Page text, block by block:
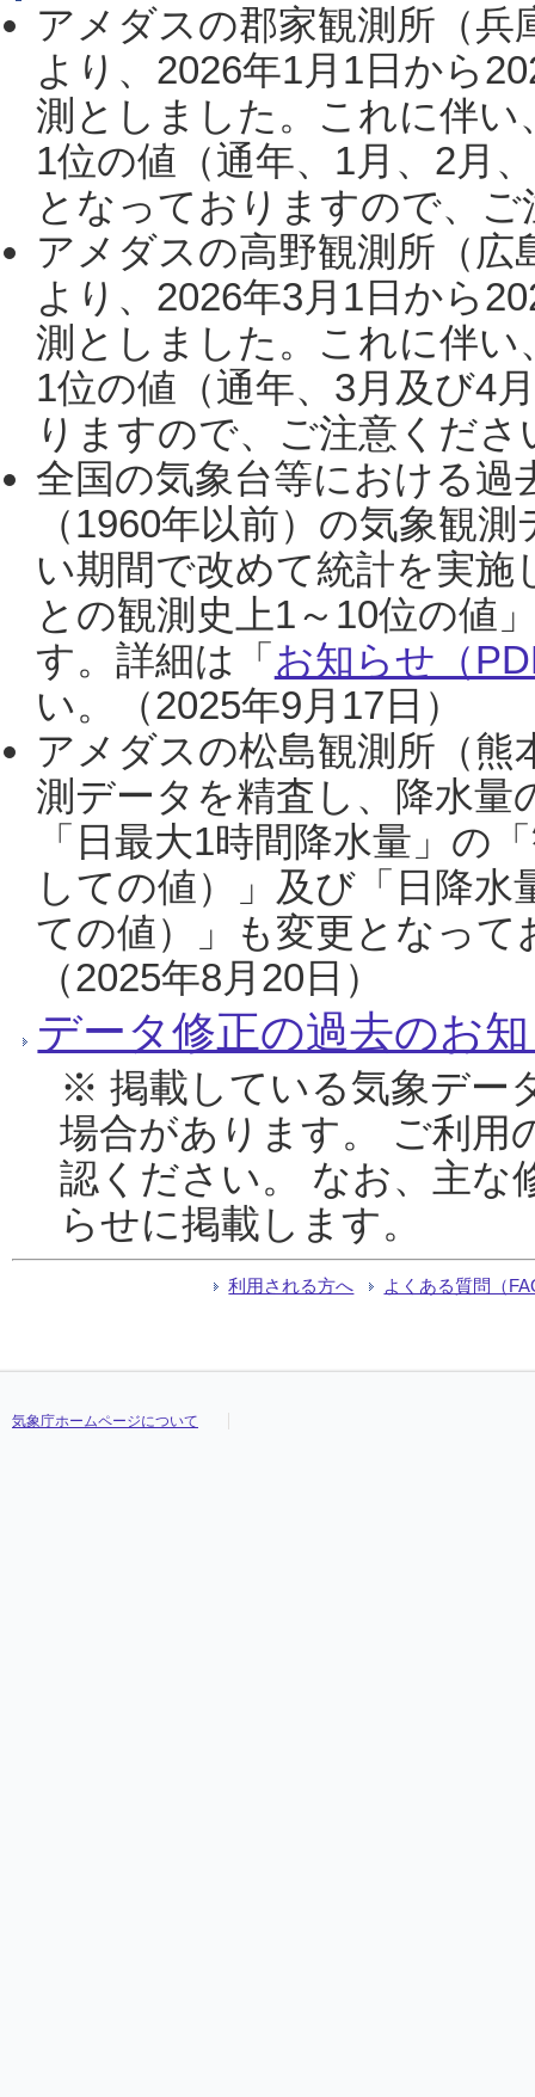
アメダスの郡家観測所（
より、2026年1月1日から
測としました。これに伴い
1位の値（通年、1月、2月
となっておりますので、
アメダスの高野観測所（
より、2026年3月1日から
測としました。これに伴い
1位の値（通年、3月及び4
りますので、ご注意くだ
全国の気象台等における過
（1960年以前）の気象観
い期間で改めて統計を実
との観測史上1～10位の値
す。詳細は「 お知らせ（
い。（2025年9月17日）
アメダスの松島観測所（熊
測データを精査し、降水
「日最大1時間降水量」の
しての値）」及び「日降
ての値）」も変更となっ
（2025年8月20日）
データ修正の過去のお
※ 掲載している気象デー
場合があります。 ご利用
認ください。 なお、主な
らせに掲載します。
利用される方へ よくある質問（
気象庁ホームページについて